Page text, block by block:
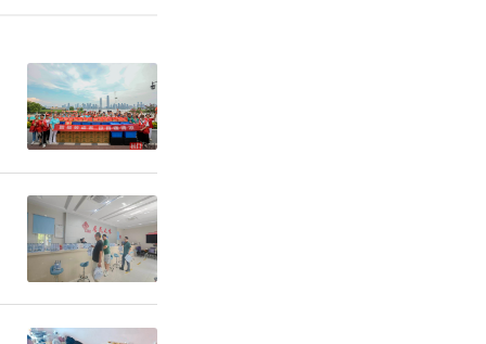
送
，成为
记。今
小分
爱